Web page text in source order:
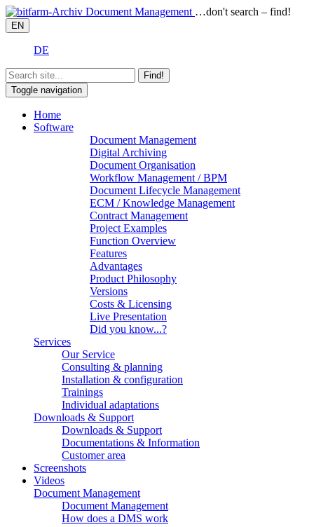
…don't search – find!
EN
DE
Find!
Toggle navigation
Home
Software
Document Management
Digital Archiving
Document Organisation
Workflow Management / BPM
Document Lifecycle Management
ECM / Knowledge Management
Contract Management
Project Examples
Function Overview
Features
Advantages
Product Philosophy
Versions
Costs & Licensing
Live Presentation
Did you know...?
Services
Our Service
Consulting & planning
Installation & configuration
Trainings
Individual adaptations
Downloads & Support
Downloads & Support
Documentations & Information
Customer area
Screenshots
Videos
Document Management
Document Management
How does a DMS work